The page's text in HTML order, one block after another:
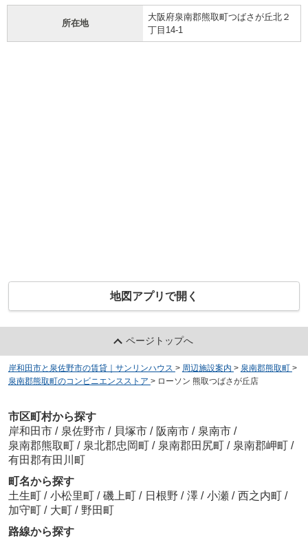
所在地
大阪府泉南郡熊取町つばさが丘北２
丁目14-1
地図アプリで開く
ページトップへ
岸和田市と泉佐野市の賃貸｜サンリンハウス > 周辺施設案内 > 泉南郡熊取町 >
泉南郡熊取町のコンビニエンスストア > ローソン 熊取つばさが丘店
市区町村から探す
岸和田市 / 泉佐野市 / 貝塚市 / 阪南市 / 泉南市 /
泉南郡熊取町 / 泉北郡忠岡町 / 泉南郡田尻町 / 泉南郡岬町 /
有田郡有田川町
町名から探す
土生町 / 小松里町 / 磯上町 / 日根野 / 澤 / 小瀬 / 西之内町 /
加守町 / 大町 / 野田町
路線から探す